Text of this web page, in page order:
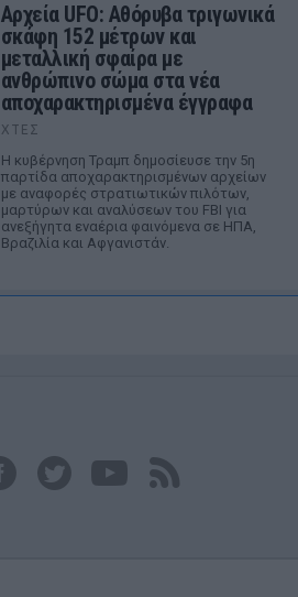
Αρχεία UFO: Αθόρυβα τριγωνικά
σκάφη 152 μέτρων και
μεταλλική σφαίρα με
ανθρώπινο σώμα στα νέα
αποχαρακτηρισμένα έγγραφα
ΧΤΕΣ
Η κυβέρνηση Τραμπ δημοσίευσε την 5η
παρτίδα αποχαρακτηρισμένων αρχείων
με αναφορές στρατιωτικών πιλότων,
μαρτύρων και αναλύσεων του FBI για
ανεξήγητα εναέρια φαινόμενα σε ΗΠΑ,
Βραζιλία και Αφγανιστάν.